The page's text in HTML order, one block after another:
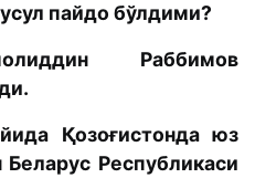
пайдо бўлдими?
Раббимов
Қозоғистонда юз
Республикаси